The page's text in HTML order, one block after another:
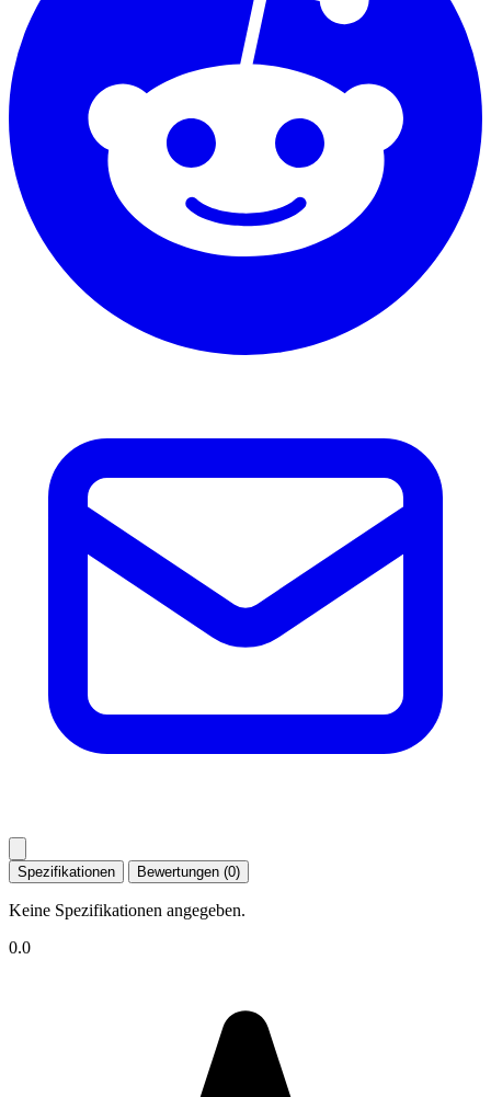
Spezifikationen Bewertungen (0)
Keine Spezifikationen angegeben.
0.0